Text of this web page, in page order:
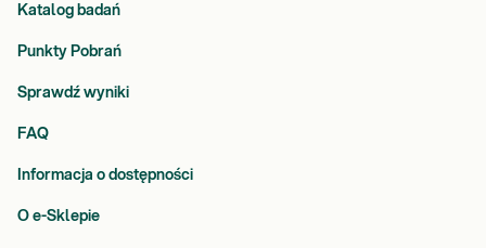
Katalog badań
Punkty Pobrań
Sprawdź wyniki
FAQ
Informacja o dostępności
O e-Sklepie